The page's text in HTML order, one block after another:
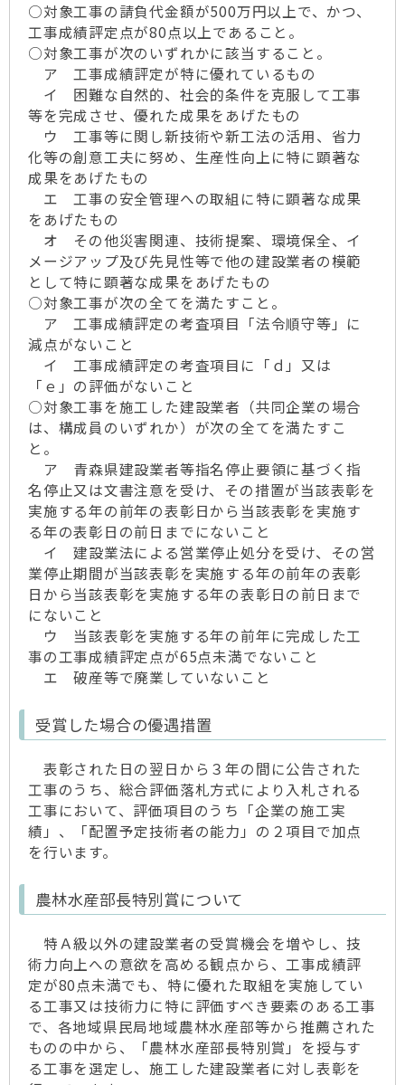
○対象工事の請負代金額が500万円以上で、かつ、
工事成績評定点が80点以上であること。
○対象工事が次のいずれかに該当すること。
ア 工事成績評定が特に優れているもの
イ 困難な自然的、社会的条件を克服して工事
等を完成させ、優れた成果をあげたもの
ウ 工事等に関し新技術や新工法の活用、省力
化等の創意工夫に努め、生産性向上に特に顕著な
成果をあげたもの
エ 工事の安全管理への取組に特に顕著な成果
をあげたもの
オ その他災害関連、技術提案、環境保全、イ
メージアップ及び先見性等で他の建設業者の模範
として特に顕著な成果をあげたもの
○対象工事が次の全てを満たすこと。
ア 工事成績評定の考査項目「法令順守等」に
減点がないこと
イ 工事成績評定の考査項目に「ｄ」又は
「ｅ」の評価がないこと
○対象工事を施工した建設業者（共同企業の場合
は、構成員のいずれか）が次の全てを満たすこ
と。
ア 青森県建設業者等指名停止要領に基づく指
名停止又は文書注意を受け、その措置が当該表彰を
実施する年の前年の表彰日から当該表彰を実施す
る年の表彰日の前日までにないこと
イ 建設業法による営業停止処分を受け、その営
業停止期間が当該表彰を実施する年の前年の表彰
日から当該表彰を実施する年の表彰日の前日まで
にないこと
ウ 当該表彰を実施する年の前年に完成した工
事の工事成績評定点が65点未満でないこと
エ 破産等で廃業していないこと
受賞した場合の優遇措置
表彰された日の翌日から３年の間に公告された
工事のうち、総合評価落札方式により入札される
工事において、評価項目のうち「企業の施工実
績」、「配置予定技術者の能力」の２項目で加点
を行います。
農林水産部長特別賞について
特Ａ級以外の建設業者の受賞機会を増やし、技
術力向上への意欲を高める観点から、工事成績評
定が80点未満でも、特に優れた取組を実施してい
る工事又は技術力に特に評価すべき要素のある工事
で、各地域県民局地域農林水産部等から推薦された
ものの中から、「農林水産部長特別賞」を授与す
る工事を選定し、施工した建設業者に対し表彰を